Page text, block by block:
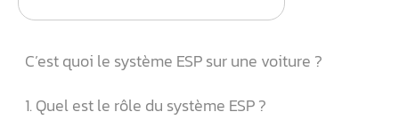
C’est quoi le système ESP sur une voiture ?
1. Quel est le rôle du système ESP ?